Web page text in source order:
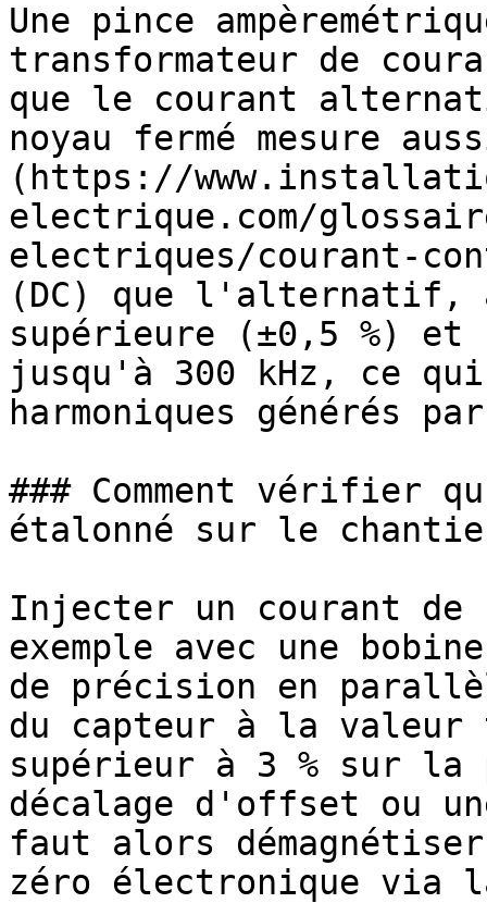
Une pince
transformateur de
que le courant
noyau fermé mesure
(https://
electrique.com/
electriques/courant-
(DC) que l'alternatif,
supérieure (±0,5 %) et
jusqu'à 300 kHz, ce
harmoniques générés
### Comment vérifier
étalonné sur le
Injecter un courant de
exemple avec une
de précision en
du capteur à la valeur
supérieur à 3 % sur
décalage d'offset ou
faut alors
zéro électronique via